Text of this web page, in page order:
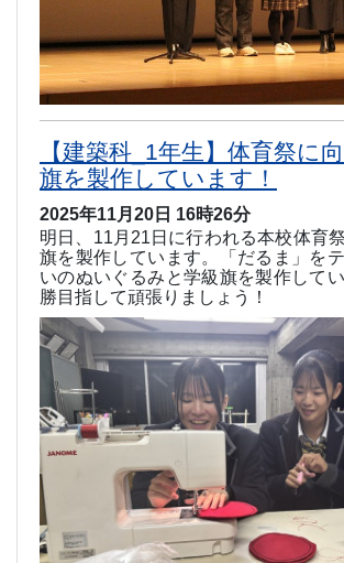
【建築科_1年生】体育祭に
旗を製作しています！
2025年11月20日 16時26分
明日、11 月 21 日に行われる本校体育
旗を製作しています。「だるま」を
いのぬいぐるみと学級旗を製作して
勝目指して頑張りましょう！